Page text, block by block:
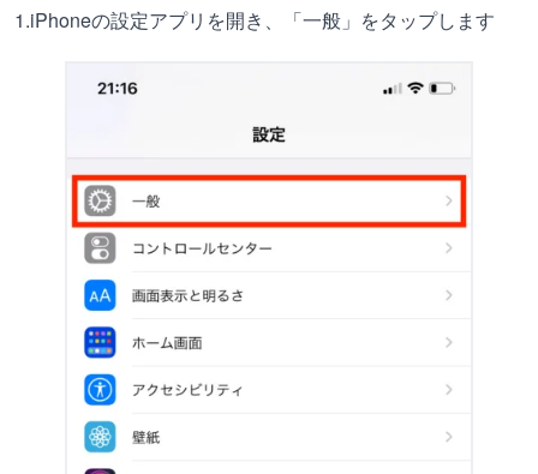
1.iPhoneの設定アプリを開き、「一般」をタップします